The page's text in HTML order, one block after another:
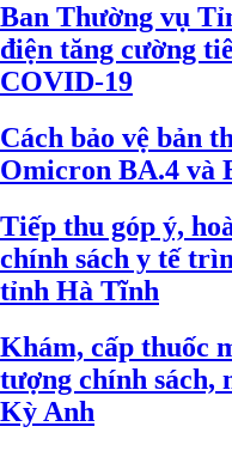
Ban Thường vụ
điện tăng cường
COVID-19
Cách bảo vệ bản
Omicron BA.4 và
Tiếp thu góp ý,
chính sách y tế
tỉnh Hà Tĩnh
Khám, cấp thuốc
tượng chính sách,
Kỳ Anh